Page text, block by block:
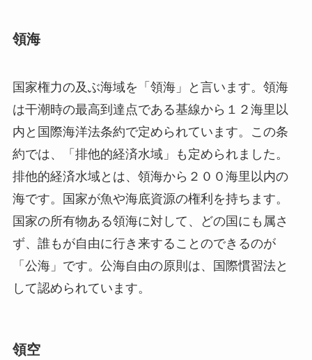
領海
国家権力の及ぶ海域を「領海」と言います。領海
は干潮時の最高到達点である基線から１２海里以
内と国際海洋法条約で定められています。この条
約では、「排他的経済水域」も定められました。
排他的経済水域とは、領海から２００海里以内の
海です。国家が魚や海底資源の権利を持ちます。
国家の所有物ある領海に対して、どの国にも属さ
ず、誰もが自由に行き来することのできるのが
「公海」です。公海自由の原則は、国際慣習法と
して認められています。
領空